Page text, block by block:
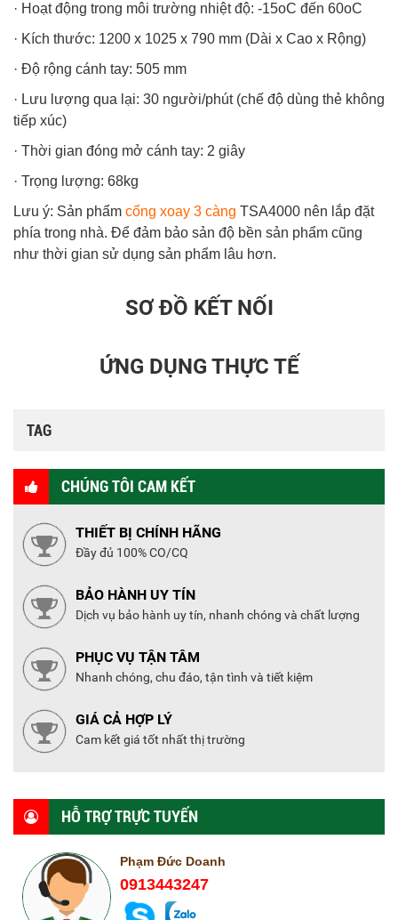
· Hoạt động trong môi trường nhiệt độ: -15oC đến 60oC
· Kích thước: 1200 x 1025 x 790 mm (Dài x Cao x Rộng)
· Độ rộng cánh tay: 505 mm
· Lưu lượng qua lại: 30 người/phút (chế độ dùng thẻ không
tiếp xúc)
· Thời gian đóng mở cánh tay: 2 giây
· Trọng lượng: 68kg
Lưu ý: Sản phẩm cổng xoay 3 càng TSA4000 nên lắp đặt
phía trong nhà. Để đảm bảo sản độ bền sản phẩm cũng
như thời gian sử dụng sản phẩm lâu hơn.
SƠ ĐỒ KẾT NỐI
ỨNG DỤNG THỰC TẾ
TAG
CHÚNG TÔI CAM KẾT
THIẾT BỊ CHÍNH HÃNG
Đầy đủ 100% CO/CQ
BẢO HÀNH UY TÍN
Dịch vụ bảo hành uy tín, nhanh chóng và chất lượng
PHỤC VỤ TẬN TÂM
Nhanh chóng, chu đáo, tận tình và tiết kiệm
GIÁ CẢ HỢP LÝ
Cam kết giá tốt nhất thị trường
HỖ TRỢ TRỰC TUYẾN
Phạm Đức Doanh
0913443247